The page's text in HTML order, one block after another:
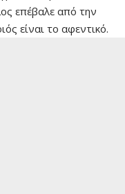
επέβαλε από την
είναι το αφεντικό.